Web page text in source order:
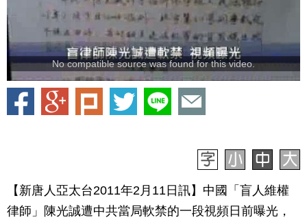
No compatible source was found for this video.
【新唐人亞太台2011年2月11日訊】中國「盲人維權
律師」陳光誠遭中共當局軟禁的一段視頻日前曝光，